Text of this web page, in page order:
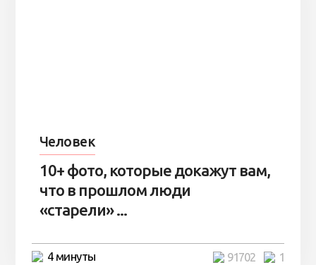
Человек
10+ фото, которые докажут вам,
что в прошлом люди
«старели» ...
4 минуты 1
91702